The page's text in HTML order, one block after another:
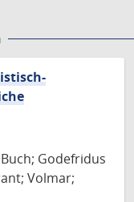
Godefridus
Volmar;